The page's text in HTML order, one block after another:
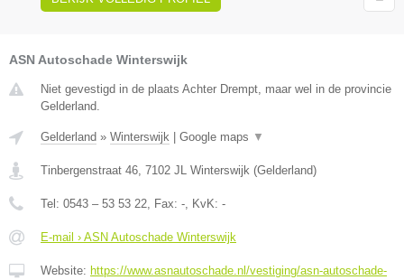
ASN Autoschade Winterswijk
Niet gevestigd in de plaats Achter Drempt, maar wel in de provincie
Gelderland.
Gelderland » Winterswijk Google maps ▼
Tinbergenstraat 46, 7102 JL Winterswijk (Gelderland)
Tel: 0543 – 53 53 22, Fax: -, KvK: -
E-mail › ASN Autoschade Winterswijk
Website: https://www.asnautoschade.nl/vestiging/asn-autoschade-